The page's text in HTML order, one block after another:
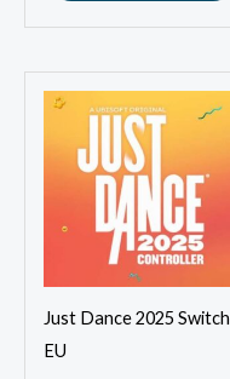
Just Dance 2025 Switch
EU